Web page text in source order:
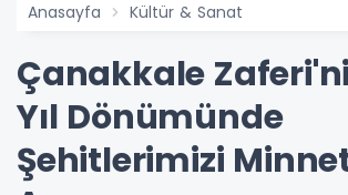
Anasayfa Kültür & Sanat
Çanakkale
Yıl Dönümünde
Şehitlerimizi